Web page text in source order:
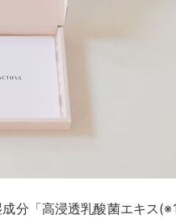
分「高浸透乳酸菌エキス